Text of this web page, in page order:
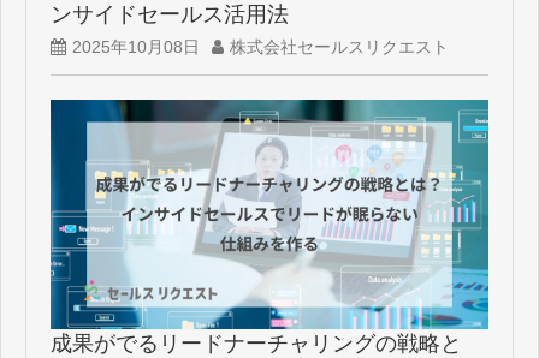
ンサイドセールス活用法
2025年10月08日 株式会社セールスリクエスト
成果がでるリードナーチャリングの戦略と